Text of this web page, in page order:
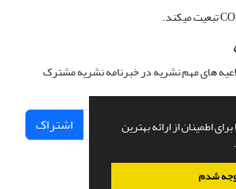
اطمینان از ارائه بهترین
شدم
های مهم نشریه در خبرنامه نشریه مشترک
اشتراک